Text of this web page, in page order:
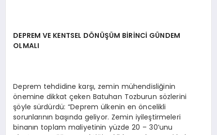
DEPREM VE KENTSEL DÖNÜŞÜM BİRİNCİ GÜNDEM
OLMALI
Deprem tehdidine karşı, zemin mühendisliğinin
önemine dikkat çeken Batuhan Tozburun sözlerini
şöyle sürdürdü: “Deprem ülkenin en öncelikli
sorunlarının başında geliyor. Zemin iyileştirmeleri
binanın toplam maliyetinin yüzde 20 – 30’unu